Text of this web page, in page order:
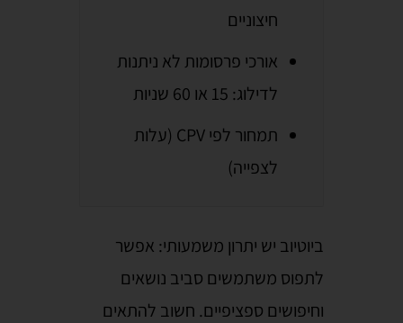
חיצוניים
אורכי פרסומות לא ניתנות
לדילוג: 15 או 60 שניות
תמחור לפי CPV (עלות
לצפייה)
ביוטיוב יש יתרון משמעותי: אפשר
לתפוס משתמשים סביב נושאים
וחיפושים ספציפיים. חשוב להתאים